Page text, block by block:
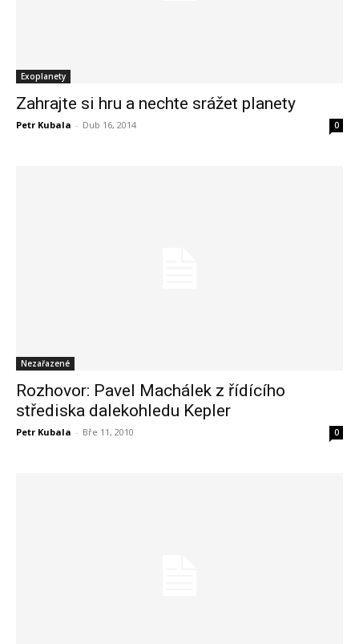
Exoplanety
Zahrajte si hru a nechte srážet planety
Petr Kubala - Dub 16, 2014 0
Nezařazené
Rozhovor: Pavel Machálek z řídícího
střediska dalekohledu Kepler
Petr Kubala - Bře 11, 2010 0